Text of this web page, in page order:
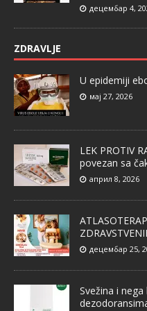
децембар 4,
ZDRAVLJE
U epidemiji
мај 27, 2026
LEK PROTIV
povezan sa
април 8, 2026
децембар 25,
Svežina i